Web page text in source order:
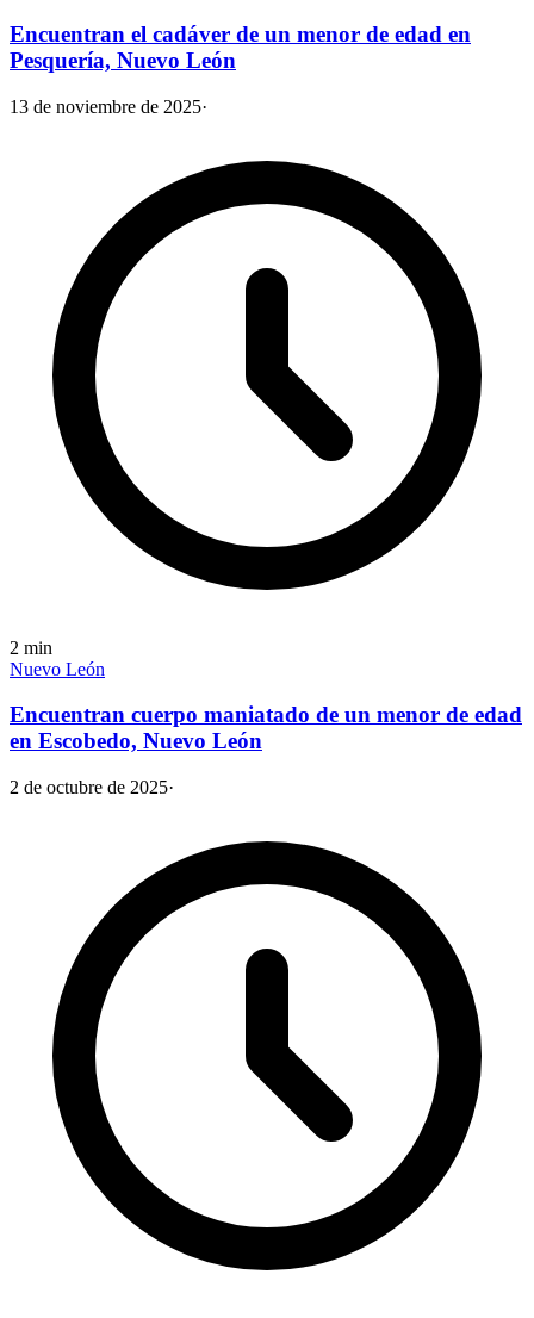
Encuentran el cadáver de un menor de edad en
Pesquería, Nuevo León
13 de noviembre de 2025·
2 min
Nuevo León
Encuentran cuerpo maniatado de un menor de edad
en Escobedo, Nuevo León
2 de octubre de 2025·